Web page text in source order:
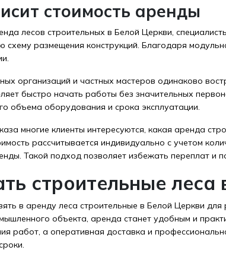
стоимость аренды
лесов строительных в Белой Церкви,
схему размещения конструкций. Благодаря
организаций и частных мастеров одинаково
быстро начать работы без значительных
объема оборудования и срока эксплуатации.
многие клиенты интересуются, какая аренда
рассчитывается индивидуально с учетом
Такой подход позволяет избежать переплат и
строительные
в аренду леса строительные в Белой Церкви
объекта, аренда станет удобным и
работ, а оперативная доставка и